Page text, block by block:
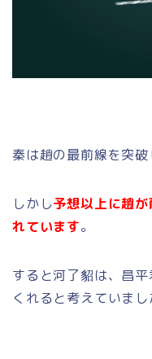
秦は趙の最前線を突破
しかし予想以上に趙
れています。
すると河了貂は、昌
くれると考えていまし